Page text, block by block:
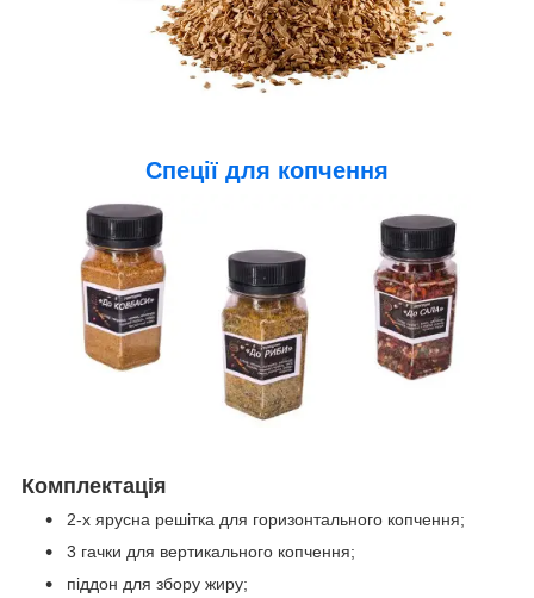
Спеції для копчення
Комплектація
2-х ярусна решітка для горизонтального копчення;
3 гачки для вертикального копчення;
піддон для збору жиру;